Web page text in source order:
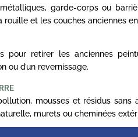
garde-corps ou
et les couches anciennes
pour retirer les anciennes
ou d’un revernissage.
mousses et résidus sans
murets ou cheminées